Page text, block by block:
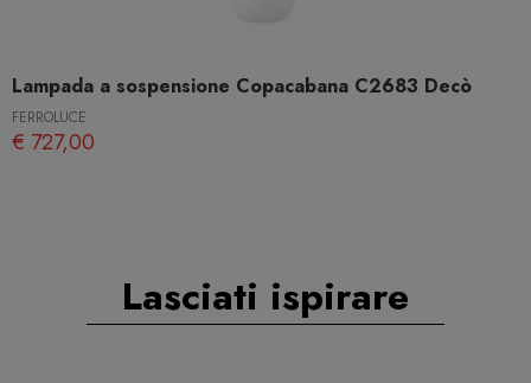
Lampada a sospensione Copacabana C2683 Decò
FERROLUCE
€ 727,00
Lasciati ispirare